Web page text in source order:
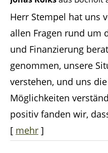
Herr Stempel hat uns
allen Fragen rund um
und Finanzierung
genommen, unsere
verstehen, und uns
Möglichkeiten
positiv fanden wir,
[ mehr ]